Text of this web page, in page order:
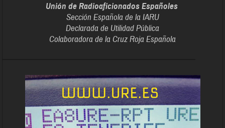
Unión de Radioaficionados Españoles
Sección Española de la IARU
Declarada de Utilidad Pública
Colaboradora de la Cruz Roja Española